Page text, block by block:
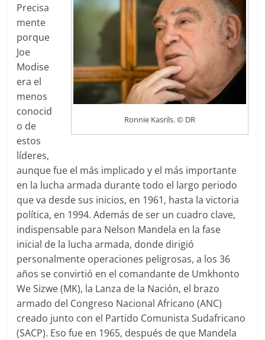
Ronnie Kasrils. © DR
Precisa
mente
porque
Joe
Modise
era el
menos
conocid
o de
estos
líderes,
aunque fue el más implicado y el más importante
en la lucha armada durante todo el largo periodo
que va desde sus inicios, en 1961, hasta la victoria
política, en 1994. Además de ser un cuadro clave,
indispensable para Nelson Mandela en la fase
inicial de la lucha armada, donde dirigió
personalmente operaciones peligrosas, a los 36
años se convirtió en el comandante de Umkhonto
We Sizwe (MK), la Lanza de la Nación, el brazo
armado del Congreso Nacional Africano (ANC)
creado junto con el Partido Comunista Sudafricano
(SACP). Eso fue en 1965, después de que Mandela